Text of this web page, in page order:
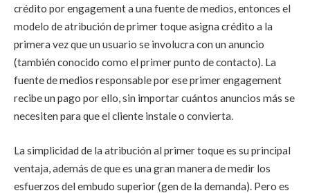
crédito por engagement a una fuente de medios, entonces el
modelo de atribución de primer toque asigna crédito a la
primera vez que un usuario se involucra con un anuncio
(también conocido como el primer punto de contacto). La
fuente de medios responsable por ese primer engagement
recibe un pago por ello, sin importar cuántos anuncios más se
necesiten para que el cliente instale o convierta.
La simplicidad de la atribución al primer toque es su principal
ventaja, además de que es una gran manera de medir los
esfuerzos del embudo superior (gen de la demanda). Pero es